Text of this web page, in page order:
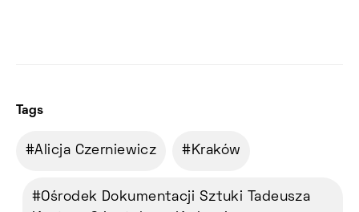
Tags
Alicja Czerniewicz Kraków
Ośrodek Dokumentacji Sztuki Tadeusza